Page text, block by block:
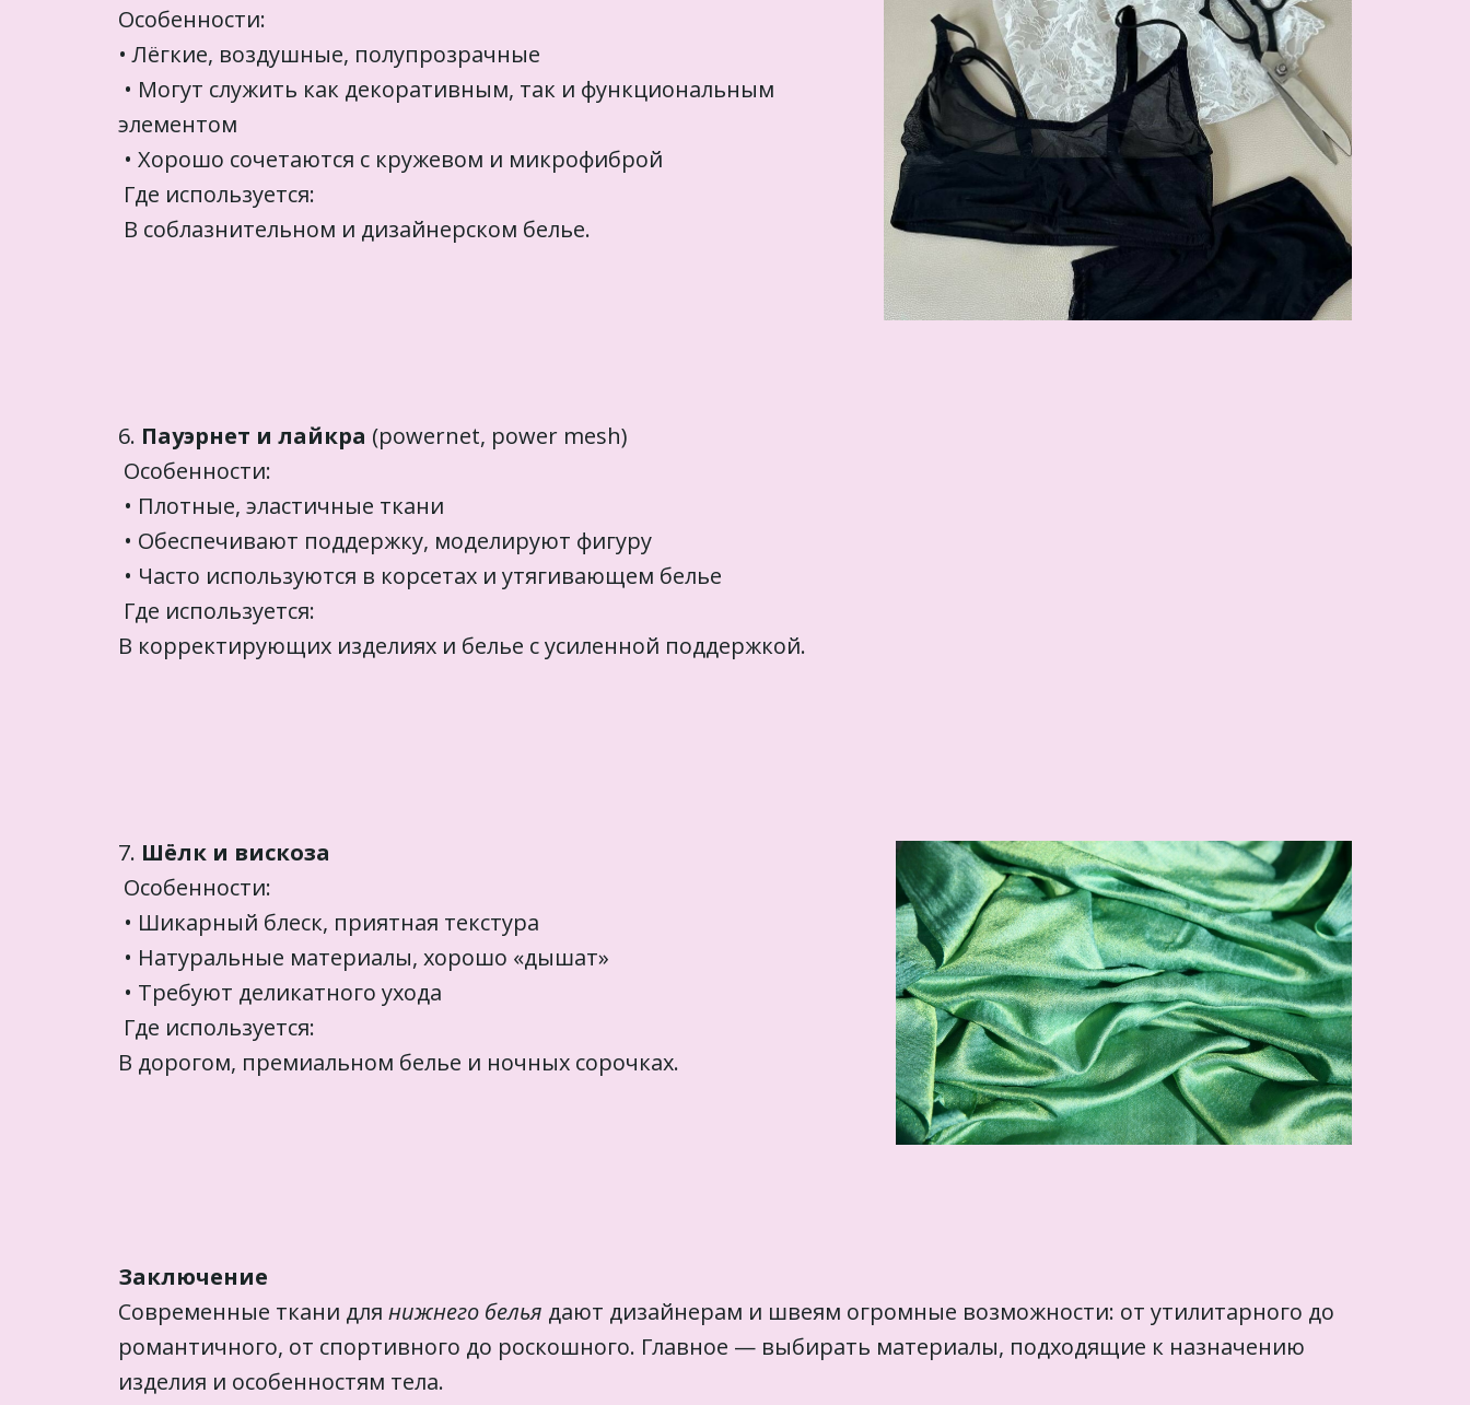
Особенности:
• Лёгкие, воздушные, полупрозрачные
• Могут служить как декоративным, так и функциональным
элементом
• Хорошо сочетаются с кружевом и микрофиброй
Где используется:
В соблазнительном и дизайнерском белье.
6. Пауэрнет и лайкра (powernet, power mesh)
Особенности:
• Плотные, эластичные ткани
• Обеспечивают поддержку, моделируют фигуру
• Часто используются в корсетах и утягивающем белье
Где используется:
В корректирующих изделиях и белье с усиленной поддержкой.
7. Шёлк и вискоза
Особенности:
• Шикарный блеск, приятная текстура
• Натуральные материалы, хорошо «дышат»
• Требуют деликатного ухода
Где используется:
В дорогом, премиальном белье и ночных сорочках.
Заключение
Современные ткани для нижнего белья дают дизайнерам и швеям огромные возможности: от утилитарного до
романтичного, от спортивного до роскошного. Главное — выбирать материалы, подходящие к назначению
изделия и особенностям тела.